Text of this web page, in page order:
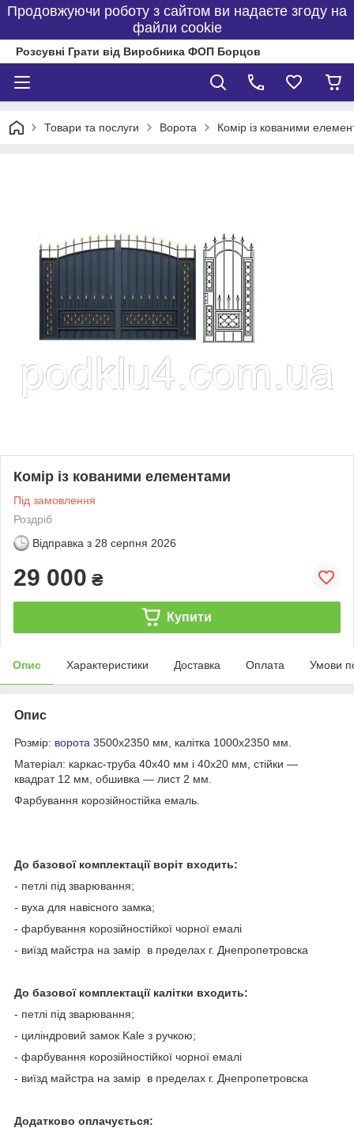
Продовжуючи роботу з сайтом ви надаєте згоду на
файли cookie
Розсувні Грати від Виробника ФОП Борцов
Товари та послуги Ворота Комір із кованими
Комір із кованими елементами
Під замовлення
Роздріб
Відправка з 28 серпня 2026
29 000 ₴
Купити
Опис Характеристики Доставка Оплата Умови
Опис
Розмір: ворота 3500х2350 мм, калітка 1000х2350 мм.
Матеріал: каркас-труба 40х40 мм і 40х20 мм, стійки —
квадрат 12 мм, обшивка — лист 2 мм.
Фарбування корозійностійка емаль.
До базової комплектації воріт входить:
- петлі під зварювання;
- вуха для навісного замка;
- фарбування корозійностійкої чорної емалі
- виїзд майстра на замір в пределах г. Днепропетровска
До базової комплектації калітки входить:
- петлі під зварювання;
- циліндровий замок Kale з ручкою;
- фарбування корозійностійкої чорної емалі
- виїзд майстра на замір в пределах г. Днепропетровска
Додатково оплачується: